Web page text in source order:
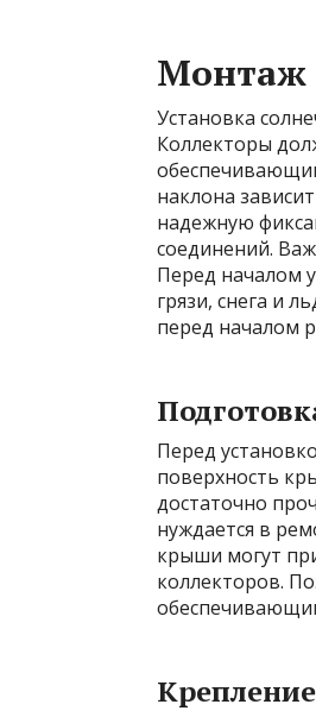
Монтаж
Установка
Коллекторы
наклона
надежную
соединений.
Перед началом
грязи, снега и
перед началом
Перед
поверхность
достаточно
нуждается в
крыши могут
коллекторов.